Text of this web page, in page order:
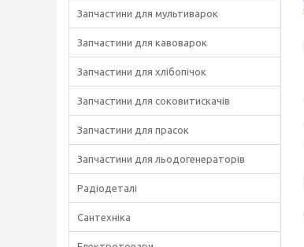
Запчастини для мультиварок
Запчастини для кавоварок
Запчастини для хлібопічок
Запчастини для соковитискачів
Запчастини для прасок
Запчастини для льодогенераторів
Радіодеталі
Сантехніка